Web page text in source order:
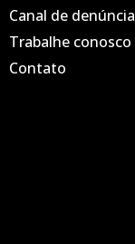
Canal de denúncia
Trabalhe conosco
Contato